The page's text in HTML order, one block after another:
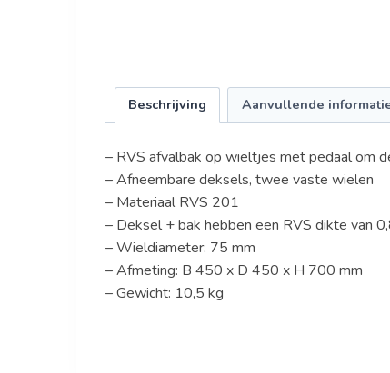
Beschrijving Aanvullende
– RVS afvalbak op wieltjes met pedaal om
– Afneembare deksels, twee vaste wielen
– Materiaal RVS 201
– Deksel + bak hebben een RVS dikte van
– Wieldiameter: 75 mm
– Afmeting: B 450 x D 450 x H 700 mm
– Gewicht: 10,5 kg